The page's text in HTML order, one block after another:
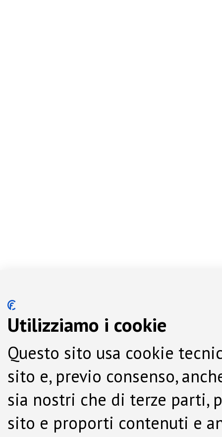
Utilizziamo i cookie
Questo sito usa cookie
sito e, previo consenso,
sia nostri che di terze parti,
sito e proporti contenuti e